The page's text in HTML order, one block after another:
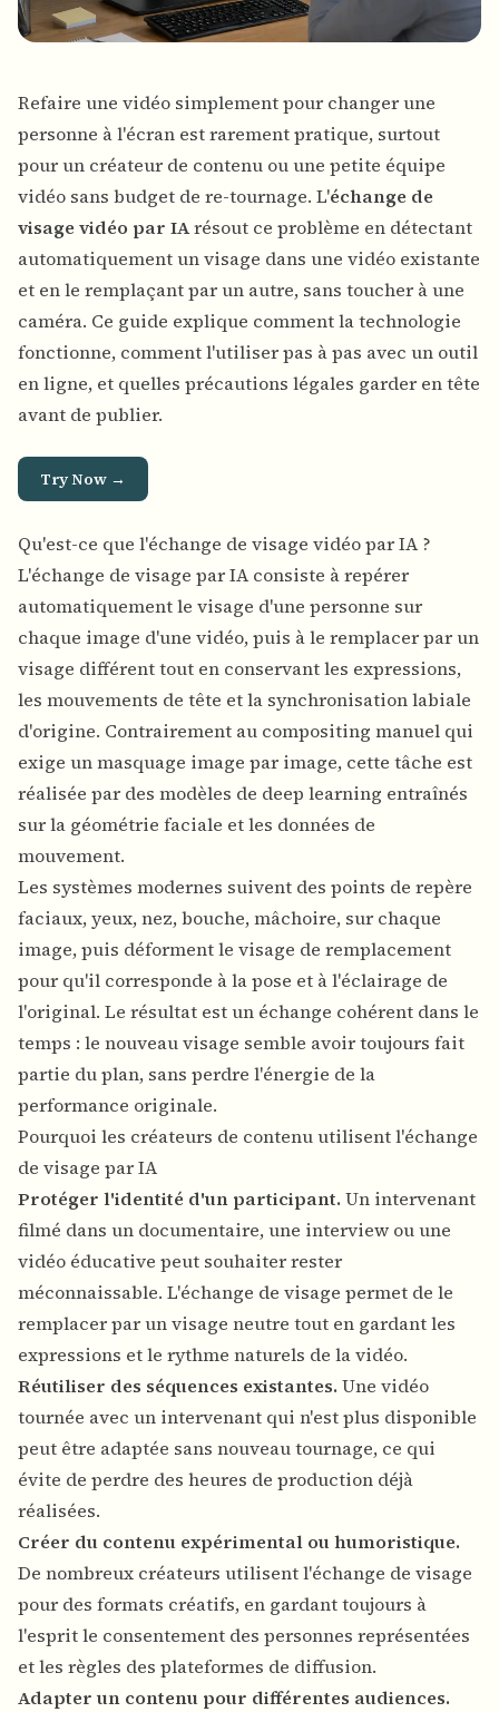
Refaire une vidéo simplement pour changer une
personne à l'écran est rarement pratique, surtout
pour un créateur de contenu ou une petite équipe
vidéo sans budget de re-tournage. L'échange de
visage vidéo par IArésout ce problème en détectant
automatiquement un visage dans une vidéo existante
et en le remplaçant par un autre, sans toucher à une
caméra. Ce guide explique comment la technologie
fonctionne, comment l'utiliser pas à pas avec un outil
en ligne, et quelles précautions légales garder en tête
avant de publier.
Try Now →
Qu'est-ce que l'échange de visage vidéo par IA ?
L'échange de visage par IA consiste à repérer
automatiquement le visage d'une personne sur
chaque image d'une vidéo, puis à le remplacer par un
visage différent tout en conservant les expressions,
les mouvements de tête et la synchronisation labiale
d'origine. Contrairement au compositing manuel qui
exige un masquage image par image, cette tâche est
réalisée par des modèles de deep learning entraînés
sur la géométrie faciale et les données de
mouvement.
Les systèmes modernes suivent des points de repère
faciaux, yeux, nez, bouche, mâchoire, sur chaque
image, puis déforment le visage de remplacement
pour qu'il corresponde à la pose et à l'éclairage de
l'original. Le résultat est un échange cohérent dans le
temps : le nouveau visage semble avoir toujours fait
partie du plan, sans perdre l'énergie de la
performance originale.
Pourquoi les créateurs de contenu utilisent l'échange
de visage par IA
Protéger l'identité d'un participant. Un intervenant
filmé dans un documentaire, une interview ou une
vidéo éducative peut souhaiter rester
méconnaissable. L'échange de visage permet de le
remplacer par un visage neutre tout en gardant les
expressions et le rythme naturels de la vidéo.
Réutiliser des séquences existantes. Une vidéo
tournée avec un intervenant qui n'est plus disponible
peut être adaptée sans nouveau tournage, ce qui
évite de perdre des heures de production déjà
réalisées.
Créer du contenu expérimental ou humoristique.
De nombreux créateurs utilisent l'échange de visage
pour des formats créatifs, en gardant toujours à
l'esprit le consentement des personnes représentées
et les règles des plateformes de diffusion.
Adapter un contenu pour différentes audiences.